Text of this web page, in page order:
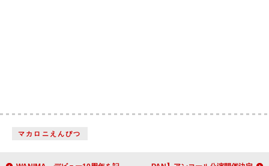
マカロニえんぴつ